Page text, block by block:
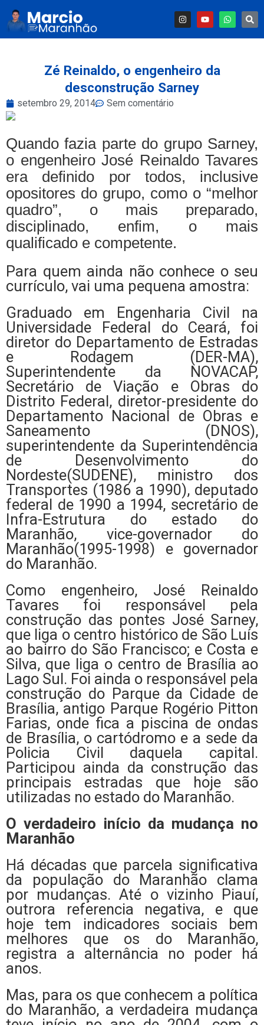
Zé Reinaldo, o engenheiro da
desconstrução Sarney
setembro 29, 2014 Sem comentário
Quando fazia parte do grupo Sarney,
o engenheiro José Reinaldo Tavares
era definido por todos, inclusive
opositores do grupo, como o “melhor
quadro”, o mais preparado,
disciplinado, enfim, o mais
qualificado e competente.
Para quem ainda não conhece o seu
currículo, vai uma pequena amostra:
Graduado em Engenharia Civil na
Universidade Federal do Ceará, foi
diretor do Departamento de Estradas
e Rodagem (DER-MA),
Superintendente da NOVACAP,
Secretário de Viação e Obras do
Distrito Federal, diretor-presidente do
Departamento Nacional de Obras e
Saneamento (DNOS),
superintendente da Superintendência
de Desenvolvimento do
Nordeste(SUDENE), ministro dos
Transportes (1986 a 1990), deputado
federal de 1990 a 1994, secretário de
Infra-Estrutura do estado do
Maranhão, vice-governador do
Maranhão(1995-1998) e governador
do Maranhão.
Como engenheiro, José Reinaldo
Tavares foi responsável pela
construção das pontes José Sarney,
que liga o centro histórico de São Luís
ao bairro do São Francisco; e Costa e
Silva, que liga o centro de Brasília ao
Lago Sul. Foi ainda o responsável pela
construção do Parque da Cidade de
Brasília, antigo Parque Rogério Pitton
Farias, onde fica a piscina de ondas
de Brasília, o cartódromo e a sede da
Policia Civil daquela capital.
Participou ainda da construção das
principais estradas que hoje são
utilizadas no estado do Maranhão.
O verdadeiro início da mudança no
Maranhão
Há décadas que parcela significativa
da população do Maranhão clama
por mudanças. Até o vizinho Piauí,
outrora referencia negativa, e que
hoje tem indicadores sociais bem
melhores que os do Maranhão,
registra a alternância no poder há
anos.
Mas, para os que conhecem a política
do Maranhão, a verdadeira mudança